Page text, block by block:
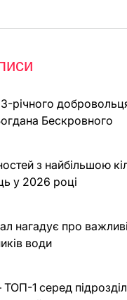
річного
Бескровного
з найбільшою
у 2026 році
нагадує про
води
1 серед